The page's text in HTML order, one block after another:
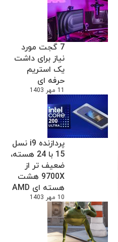
7 گجت مورد
نیاز برای داشت
یک استریم
حرفه ای
11 مهر 1403
پردازنده i9 نسل
15 با 24 هسته،
ضعیف تر از
9700X هشت
هسته ای AMD
10 مهر 1403